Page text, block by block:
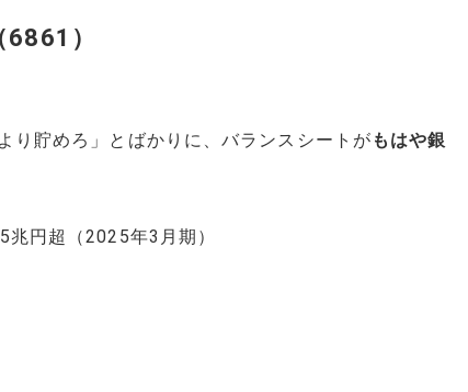
）
り貯めろ」とばかりに、バランスシートが もはや銀
円超（2025年3月期）